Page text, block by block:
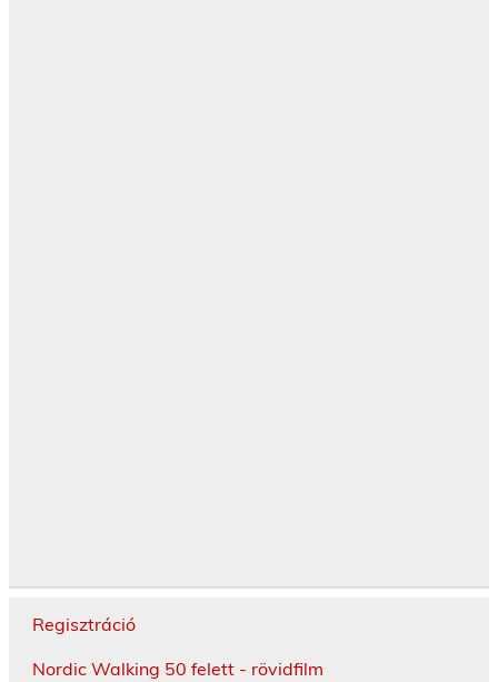
Regisztráció
Nordic Walking 50 felett - rövidfilm